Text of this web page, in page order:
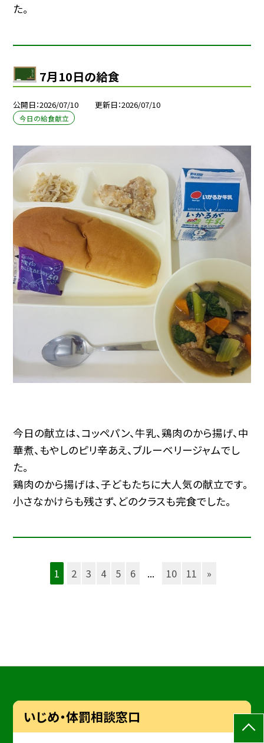
た。
7月10日の給食
公開日 2026/07/10 更新日 2026/07/10
今日の給食献立
今日の献立は、コッペパン、牛乳、鶏肉のから揚げ、中
華煮、もやしのピリ辛あえ、ブルーベリージャムでし
た。
鶏肉のから揚げは、子どもたちに大人気の献立です。
小さなかけらも残さず、どのクラスも完食でした。
1 2 3 4 5 6 ... 10 11 »
いじめ・体罰相談窓口